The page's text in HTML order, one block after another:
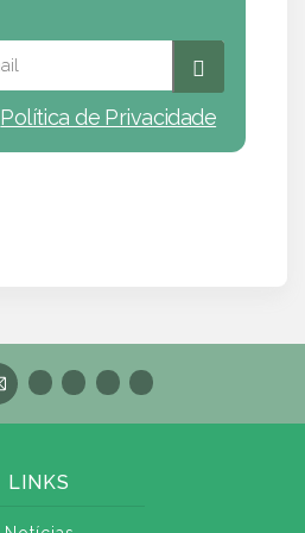
Política de Privacidade
LINKS